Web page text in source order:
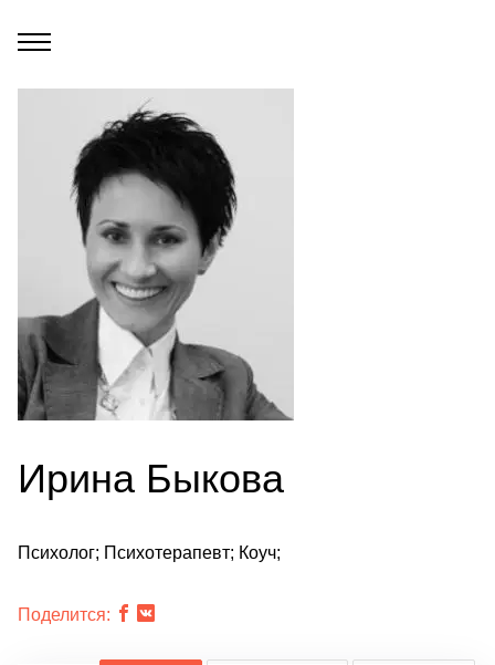
Ирина Быкова
Психолог; Психотерапевт; Коуч;
Поделится: